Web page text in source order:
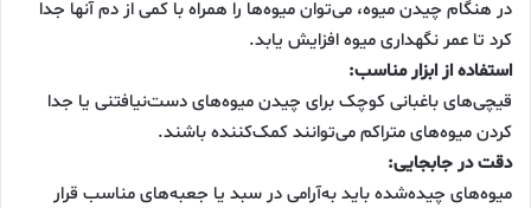
در هنگام چیدن میوه، می‌توان میوه‌ها را همراه با کمی از دم آنها جدا
کرد تا عمر نگهداری میوه افزایش یابد.
استفاده از ابزار مناسب:
قیچی‌های باغبانی کوچک برای چیدن میوه‌های دست‌نیافتنی یا جدا
کردن میوه‌های متراکم می‌توانند کمک‌کننده باشند.
دقت در جابجایی:
میوه‌های چیده‌شده باید به‌آرامی در سبد یا جعبه‌های مناسب قرار